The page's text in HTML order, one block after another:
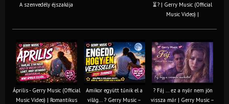
A szenvedély éjszakája
⏳? | Gerry Music (Official
Music Video) |
Április - Gerry Music (Official
Music Video) | Romantikus
Amikor együtt tűnik el a
világ... ? Gerry Music –
? Fáj … ez a nyár nem jön
vissza már | Gerry Music –